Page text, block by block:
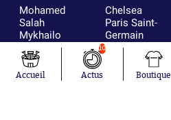
Mohamed
Salah
Mykhailo
Neymar
Khalis Merah
Loïs Openda
Chelsea
Paris Saint-
Germain
Bordeaux
Olympique
lyonnais
FIFA
Accueil
10
Actus Boutique